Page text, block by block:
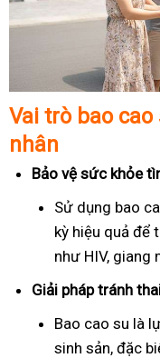
Vai trò bao
nhân
Bảo vệ sức khỏe
Sử dụng bao
kỳ hiệu quả để
như HIV, giang
Giải pháp tránh
Bao cao su là
sinh sản, đặc